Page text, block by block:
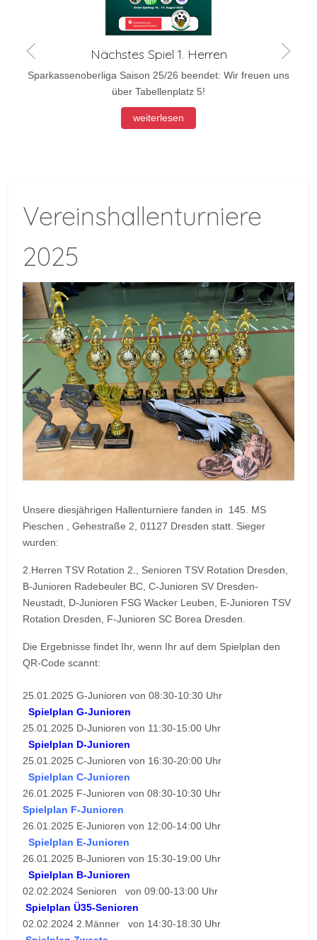
Nächstes Spiel 1. Herren
Sparkassenoberliga Saison 25/26 beendet: Wir freuen uns
über Tabellenplatz 5!
weiterlesen
Vereinshallenturniere
2025
Unsere diesjährigen Hallenturniere fanden in 145. MS
Pieschen , Gehestraße 2, 01127 Dresden statt. Sieger
wurden:
2.Herren TSV Rotation 2., Senioren TSV Rotation Dresden,
B-Junioren Radebeuler BC, C-Junioren SV Dresden-
Neustadt, D-Junioren FSG Wacker Leuben, E-Junioren TSV
Rotation Dresden, F-Junioren SC Borea Dresden.
Die Ergebnisse findet Ihr, wenn Ihr auf dem Spielplan den
QR-Code scannt:
25.01.2025 G-Junioren von 08:30-10:30 Uhr
Spielplan G-Junioren
25.01.2025 D-Junioren von 11:30-15:00 Uhr
Spielplan D-Junioren
25.01.2025 C-Junioren von 16:30-20:00 Uhr
Spielplan C-Junioren
26.01.2025 F-Junioren von 08:30-10:30 Uhr
Spielplan F-Junioren
26.01.2025 E-Junioren von 12:00-14:00 Uhr
Spielplan E-Junioren
26.01.2025 B-Junioren von 15:30-19:00 Uhr
Spielplan B-Junioren
02.02.2024 Senioren von 09:00-13:00 Uhr
Spielplan Ü35-Senioren
02.02.2024 2.Männer von 14:30-18:30 Uhr